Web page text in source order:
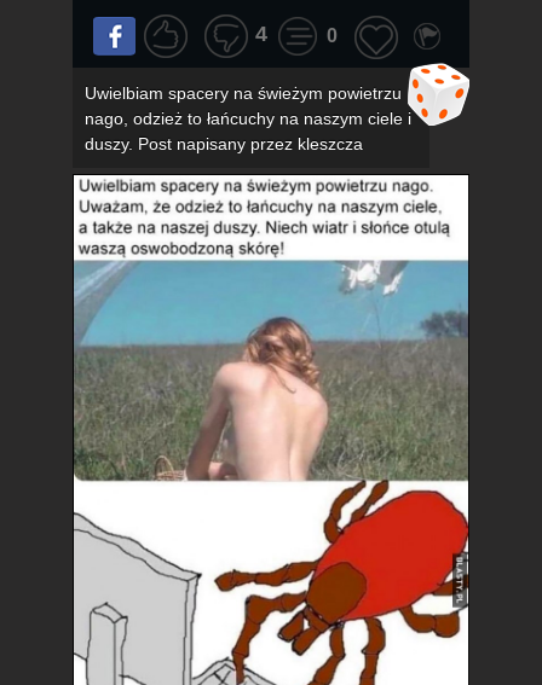
4 0
Uwielbiam spacery na świeżym powietrzu
nago, odzież to łańcuchy na naszym ciele i
duszy. Post napisany przez kleszcza